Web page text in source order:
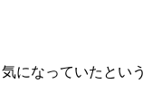
になっていたという